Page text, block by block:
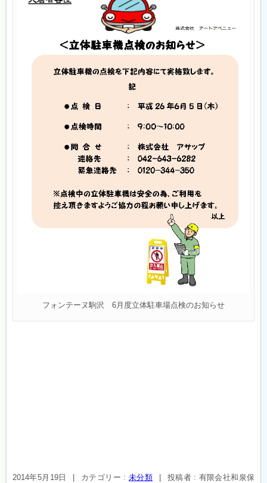
フォンテーヌ駒沢 6月度立体駐車場点検のお知らせ
2014年5月19日 カテゴリー : 未分類
投稿者 : 有限会社和泉保